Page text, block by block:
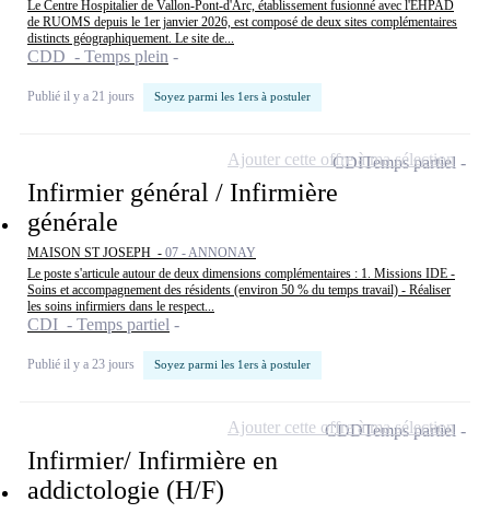
Le Centre Hospitalier de Vallon-Pont-d'Arc, établissement fusionné avec l'EHPAD
de RUOMS depuis le 1er janvier 2026, est composé de deux sites complémentaires
distincts géographiquement. Le site de...
CDD - Temps plein
Publié il y a 21 jours Soyez parmi les 1ers à postuler
Infirmier général / Infirmière
générale
MAISON ST JOSEPH - 07 - ANNONAY
Le poste s'articule autour de deux dimensions complémentaires : 1. Missions IDE -
Soins et accompagnement des résidents (environ 50 % du temps travail) - Réaliser
les soins infirmiers dans le respect...
CDI - Temps partiel
Publié il y a 23 jours Soyez parmi les 1ers à postuler
CDITemps partiel
Ajouter cette offre à ma sélection
Infirmier/ Infirmière en
addictologie (H/F)
CDDTemps partiel
Ajouter cette offre à ma sélection